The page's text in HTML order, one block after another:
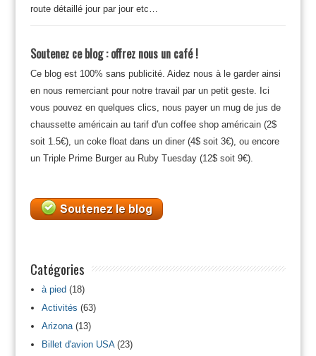
route détaillé jour par jour etc…
Soutenez ce blog : offrez nous un café !
Ce blog est 100% sans publicité. Aidez nous à le garder ainsi
en nous remerciant pour notre travail par un petit geste. Ici
vous pouvez en quelques clics, nous payer un mug de jus de
chaussette américain au tarif d'un coffee shop américain (2$
soit 1.5€), un coke float dans un diner (4$ soit 3€), ou encore
un Triple Prime Burger au Ruby Tuesday (12$ soit 9€).
Catégories
à pied(18)
Activités (63)
Arizona(13)
Billet d'avion USA(23)